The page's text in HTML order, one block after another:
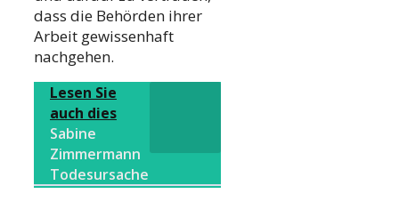
dass die Behörden ihrer
Arbeit gewissenhaft
nachgehen.
Lesen Sie
auch dies
Sabine
Zimmermann
Todesursache